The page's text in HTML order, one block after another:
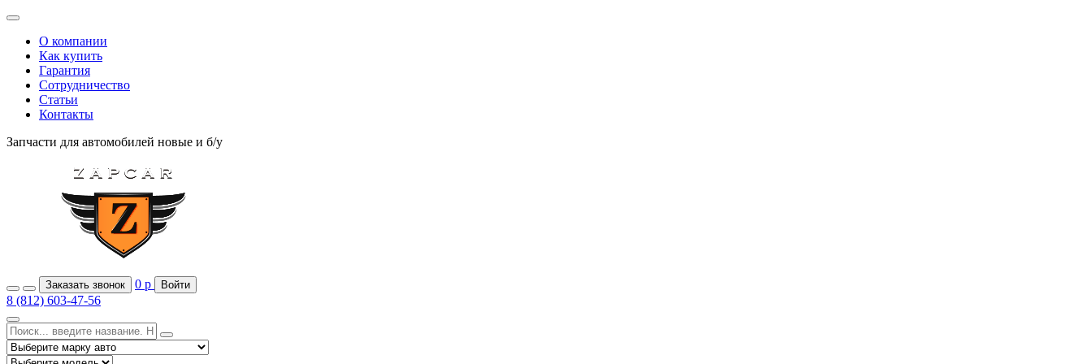
О компании
Как купить
Гарантия
Сотрудничество
Статьи
Контакты
Запчасти для автомобилей новые и б/у
Заказать звонок 0 р Войти
8 (812) 603-47-56